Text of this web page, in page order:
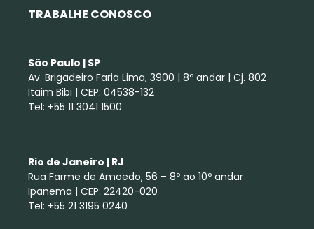
TRABALHE CONOSCO
São Paulo | SP
Av. Brigadeiro Faria Lima, 3900 | 8º andar | Cj. 802
Itaim Bibi | CEP: 04538-132
Tel: +55 11 3041 1500
Rio de Janeiro | RJ
Rua Farme de Amoedo, 56 – 8º ao 10º andar
Ipanema | CEP: 22420-020
Tel: +55 21 3195 0240